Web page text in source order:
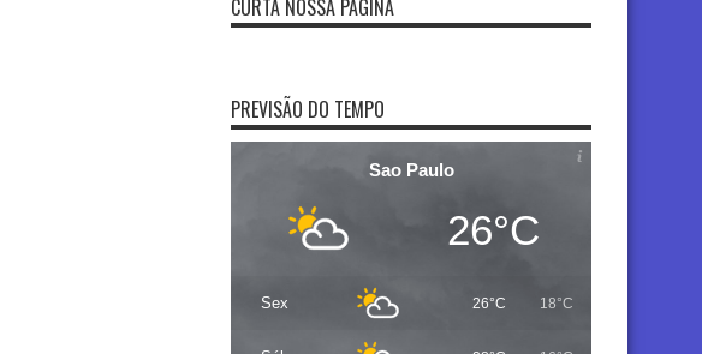
CURTA NOSSA PÁGINA
PREVISÃO DO TEMPO
Sao Paulo
26°C
Sex 26°C 18°C